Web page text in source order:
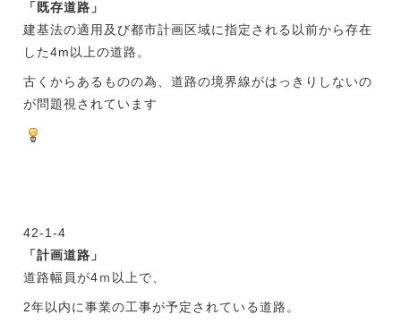
「既存道路」
建基法の適用及び都市計画区域に指定される以前から存在
した4m以上の道路。
古くからあるものの為、道路の境界線がはっきりしないの
が問題視されています
42-1-4
「計画道路」
道路幅員が4ｍ以上で、
2年以内に事業の工事が予定されている道路。